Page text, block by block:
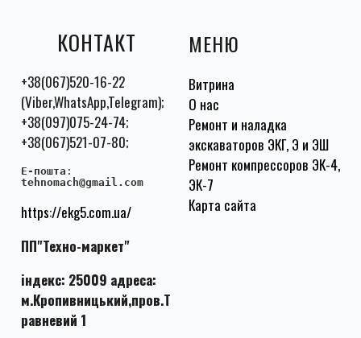
КОНТАКТ
+38(067)520-16-22
(Viber,WhatsApp,Telegram);
+38(097)075-24-74;
+38(067)521-07-80;
E-пошта :
tehnomach@gmail.com
https://ekg5.com.ua/
ПП"Техно-маркет"
індекс: 25009 адреса:
м.Кропивницький,пров.Т
равневий 1
МЕНЮ
Витрина
О нас
Ремонт и наладка
экскаваторов ЭКГ, Э и ЭШ
Ремонт компрессоров ЭК-4,
ЭК-7
Карта сайта